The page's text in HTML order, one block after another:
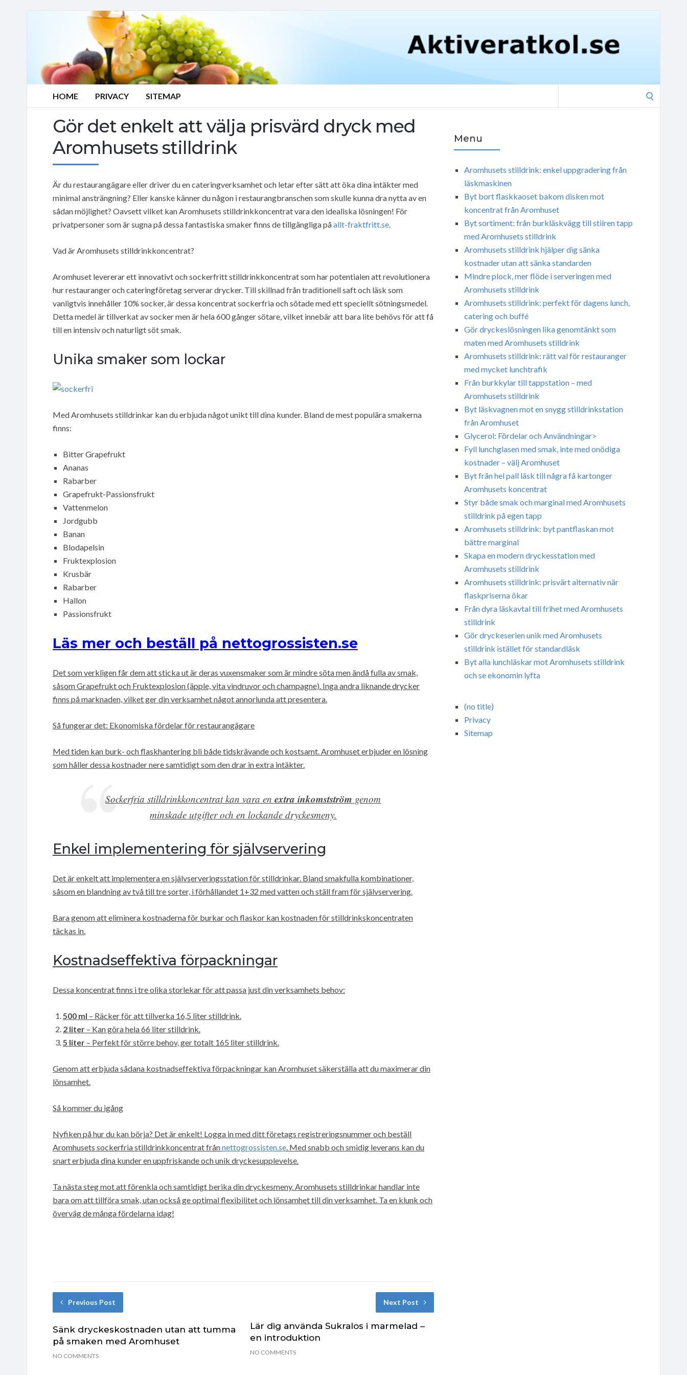
HOME PRIVACY SITEMAP
Gör det enkelt att välja prisvärd dryck med
Aromhusets stilldrink
Är du restaurangägare eller driver du en cateringverksamhet och letar efter sätt att öka dina intäkter med
minimal ansträngning? Eller kanske känner du någon i restaurangbranschen som skulle kunna dra nytta av en
sådan möjlighet? Oavsett vilket kan Aromhusets stilldrinkkoncentrat vara den idealiska lösningen! För
privatpersoner som är sugna på dessa fantastiska smaker finns de tillgängliga påallt-fraktfritt.se.
Vad är Aromhusets stilldrinkkoncentrat?
Aromhuset levererar ett innovativt och sockerfritt stilldrinkkoncentrat som har potentialen att revolutionera
hur restauranger och cateringföretag serverar drycker. Till skillnad från traditionell saft och läsk som
vanligtvis innehåller 10% socker, är dessa koncentrat sockerfria och sötade med ett speciellt sötningsmedel.
Detta medel är tillverkat av socker men är hela 600 gånger sötare, vilket innebär att bara lite behövs för att få
till en intensiv och naturligt söt smak.
Unika smaker som lockar
Med Aromhusets stilldrinkar kan du erbjuda något unikt till dina kunder. Bland de mest populära smakerna
finns:
Bitter Grapefrukt
Ananas
Rabarber
Grapefrukt-Passionsfrukt
Vattenmelon
Jordgubb
Banan
Blodapelsin
Fruktexplosion
Krusbär
Rabarber
Hallon
Passionsfrukt
Läs mer och beställ på nettogrossisten.se
Det som verkligen får dem att sticka ut är deras vuxensmaker som är mindre söta men ändå fulla av smak,
såsom Grapefrukt och Fruktexplosion (äpple, vita vindruvor och champagne). Inga andra liknande drycker
finns på marknaden, vilket ger din verksamhet något annorlunda att presentera.
Så fungerar det: Ekonomiska fördelar för restaurangägare
Med tiden kan burk- och flaskhantering bli både tidskrävande och kostsamt. Aromhuset erbjuder en lösning
som håller dessa kostnader nere samtidigt som den drar in extra intäkter.
Sockerfria stilldrinkkoncentrat kan vara enextra inkomstström genom
minskade utgifter och en lockande dryckesmeny.
Enkel implementering för självservering
Det är enkelt att implementera en självserveringsstation för stilldrinkar. Bland smakfulla kombinationer,
såsom en blandning av två till tre sorter, i förhållandet 1+32 med vatten och ställ fram för självservering.
Bara genom att eliminera kostnaderna för burkar och flaskor kan kostnaden för stilldrinkskoncentraten
täckas in.
Kostnadseffektiva förpackningar
Dessa koncentrat finns i tre olika storlekar för att passa just din verksamhets behov:
500 ml – Räcker för att tillverka 16,5 liter stilldrink.
2 liter – Kan göra hela 66 liter stilldrink.
5 liter – Perfekt för större behov, ger totalt 165 liter stilldrink.
Genom att erbjuda sådana kostnadseffektiva förpackningar kan Aromhuset säkerställa att du maximerar din
lönsamhet.
Så kommer du igång
Nyfiken på hur du kan börja? Det är enkelt! Logga in med ditt företags registreringsnummer och beställ
Aromhusets sockerfria stilldrinkkoncentrat frånnettogrossisten.se. Med snabb och smidig leverans kan du
snart erbjuda dina kunder en uppfriskande och unik dryckesupplevelse.
Ta nästa steg mot att förenkla och samtidigt berika din dryckesmeny. Aromhusets stilldrinkar handlar inte
bara om att tillföra smak, utan också ge optimal flexibilitet och lönsamhet till din verksamhet. Ta en klunk och
överväg de många fördelarna idag!
Previous Post
Sänk dryckeskostnaden utan att tumma
på smaken med Aromhuset
NO COMMENTS
Next Post
Lär dig använda Sukralos i marmelad –
en introduktion
NO COMMENTS
Menu
Aromhusets stilldrink: enkel uppgradering från
läskmaskinen
Byt bort flaskkaoset bakom disken mot
koncentrat från Aromhuset
Byt sortiment: från burkläskvägg till stilren tapp
med Aromhusets stilldrink
Aromhusets stilldrink hjälper dig sänka
kostnader utan att sänka standarden
Mindre plock, mer flöde i serveringen med
Aromhusets stilldrink
Aromhusets stilldrink: perfekt för dagens lunch,
catering och buffé
Gör dryckeslösningen lika genomtänkt som
maten med Aromhusets stilldrink
Aromhusets stilldrink: rätt val för restauranger
med mycket lunchtrafik
Från burkkylar till tappstation – med
Aromhusets stilldrink
Byt läskvagnen mot en snygg stilldrinkstation
från Aromhuset
Glycerol: Fördelar och Användningar>
Fyll lunchglasen med smak, inte med onödiga
kostnader – välj Aromhuset
Byt från hel pall läsk till några få kartonger
Aromhusets koncentrat
Styr både smak och marginal med Aromhusets
stilldrink på egen tapp
Aromhusets stilldrink: byt pantflaskan mot
bättre marginal
Skapa en modern dryckesstation med
Aromhusets stilldrink
Aromhusets stilldrink: prisvärt alternativ när
flaskpriserna ökar
Från dyra läskavtal till frihet med Aromhusets
stilldrink
Gör dryckeserien unik med Aromhusets
stilldrink istället för standardläsk
Byt alla lunchläskar mot Aromhusets stilldrink
och se ekonomin lyfta
(no title)
Privacy
Sitemap